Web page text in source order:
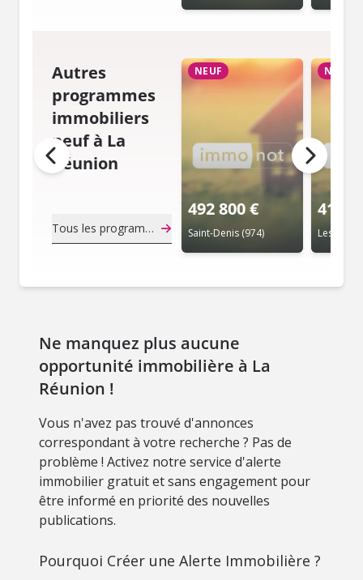
Autres
programmes
immobiliers
neuf à La
Réunion
Tous les programmes immobiliers neuf
NEUF
492 800 €
Saint-Denis (974)
NEUF
410
Les
Ne manquez plus aucune
opportunité immobilière à La
Réunion !
Vous n'avez pas trouvé d'annonces
correspondant à votre recherche ? Pas de
problème ! Activez notre service d'alerte
immobilier gratuit et sans engagement pour
être informé en priorité des nouvelles
publications.
Pourquoi Créer une Alerte Immobilière ?